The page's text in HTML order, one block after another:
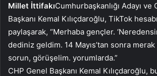
Millet İttifakıCumhurbaşkanlığı Adayı ve
Başkanı Kemal Kılıçdaroğlu, TikTok
paylaşarak, “Merhaba gençler.
dediniz geldim. 14 Mayıs’tan sonra
sorun, görüşelim. yorumlarda.”
CHP Genel Başkanı Kemal Kılıçdaroğlu,